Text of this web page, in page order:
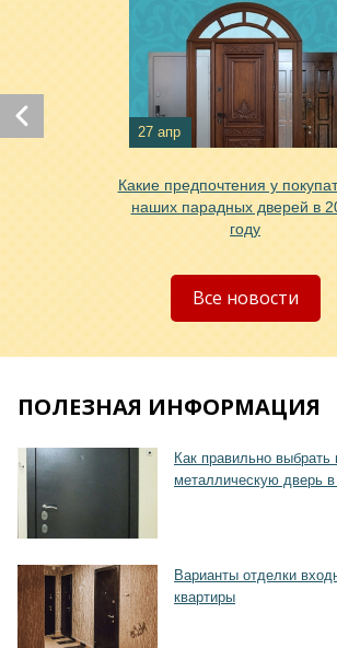
Хочу такую
27 апр
Какие предпочтения у
наших парадных дверей в
году
Все новости
ПОЛЕЗНАЯ ИНФОРМАЦИЯ
Как правильно
металлическую дверь в
Варианты отделки
квартиры